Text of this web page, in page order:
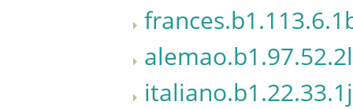
alemao.b1.97.52.2l
italiano.b1.22.33.1j